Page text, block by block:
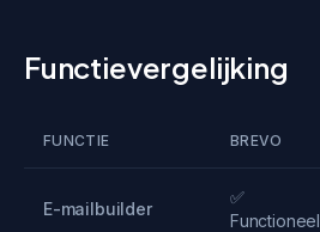
Functievergelijking
FUNCTIE BREVO
E-mailbuilder
✅
Functioneel